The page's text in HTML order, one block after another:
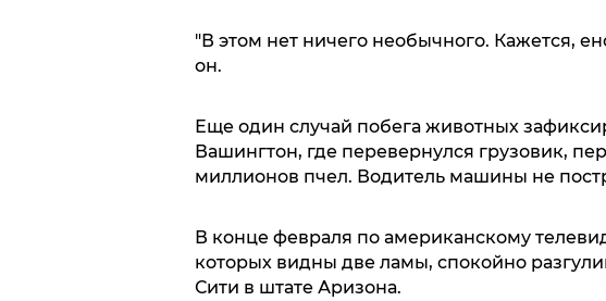
"В этом нет ничего необычного. Кажется,
он.
Еще один случай побега животных
Вашингтон, где перевернулся грузовик,
миллионов пчел. Водитель машины не
В конце февраля по американскому
которых видны две ламы, спокойно
Сити в штате Аризона.